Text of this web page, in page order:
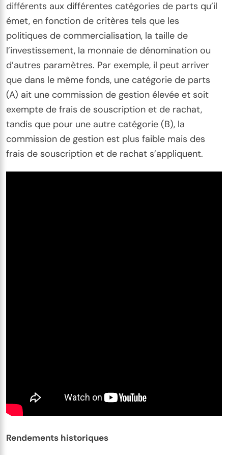
différents aux différentes catégories de parts qu’il
émet, en fonction de critères tels que les
politiques de commercialisation, la taille de
l’investissement, la monnaie de dénomination ou
d’autres paramètres. Par exemple, il peut arriver
que dans le même fonds, une catégorie de parts
(A) ait une commission de gestion élevée et soit
exempte de frais de souscription et de rachat,
tandis que pour une autre catégorie (B), la
commission de gestion est plus faible mais des
frais de souscription et de rachat s’appliquent.
Rendements historiques